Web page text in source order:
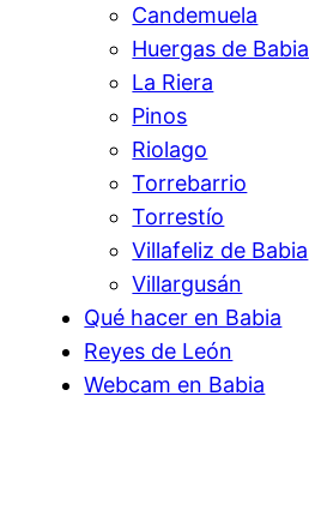
Candemuela
Huergas de Babia
La Riera
Pinos
Riolago
Torrebarrio
Torrestío
Villafeliz de Babia
Villargusán
Qué hacer en Babia
Reyes de León
Webcam en Babia